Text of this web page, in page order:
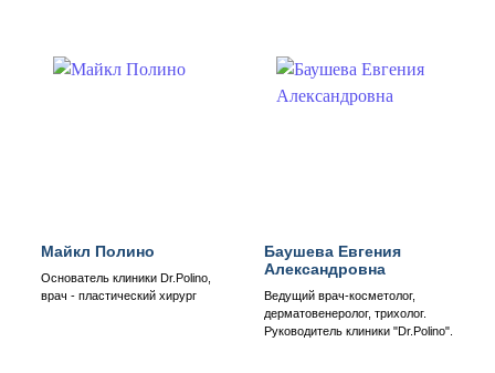
Майкл Полино
Основатель клиники Dr.Polino,
врач - пластический хирург
Баушева Евгения
Александровна
Ведущий врач-косметолог,
дерматовенеролог, трихолог.
Руководитель клиники "Dr.Polino".